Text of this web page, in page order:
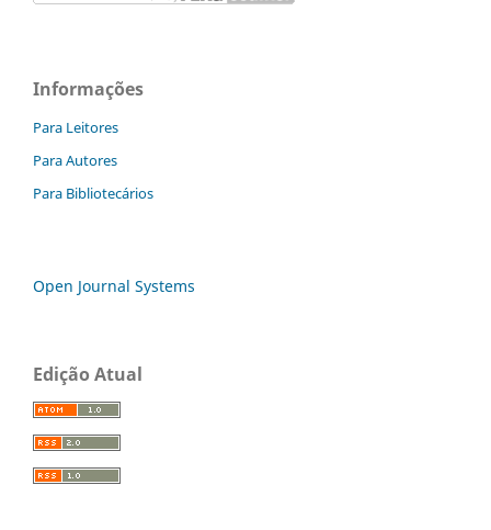
Informações
Para Leitores
Para Autores
Para Bibliotecários
Open Journal Systems
Edição Atual